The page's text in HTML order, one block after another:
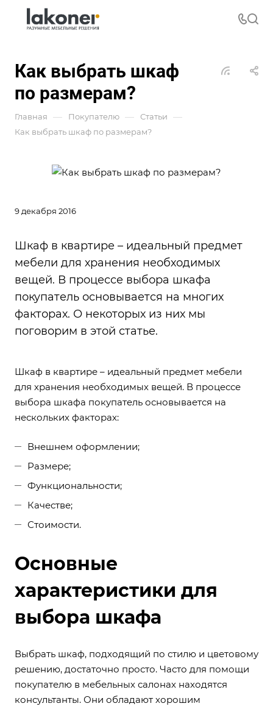
Как выбрать шкаф
по размерам?
Главная — Покупателю — Статьи —
Как выбрать шкаф по размерам?
9 декабря 2016
Шкаф в квартире – идеальный предмет
мебели для хранения необходимых
вещей. В процессе выбора шкафа
покупатель основывается на многих
факторах. О некоторых из них мы
поговорим в этой статье.
Шкаф в квартире – идеальный предмет мебели
для хранения необходимых вещей. В процессе
выбора шкафа покупатель основывается на
нескольких факторах:
Внешнем оформлении;
Размере;
Функциональности;
Качестве;
Стоимости.
Основные
характеристики для
выбора шкафа
Выбрать шкаф, подходящий по стилю и цветовому
решению, достаточно просто. Часто для помощи
покупателю в мебельных салонах находятся
консультанты. Они обладают хорошим